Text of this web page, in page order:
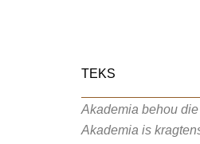
TEKS
Akademia behou
Akademia is